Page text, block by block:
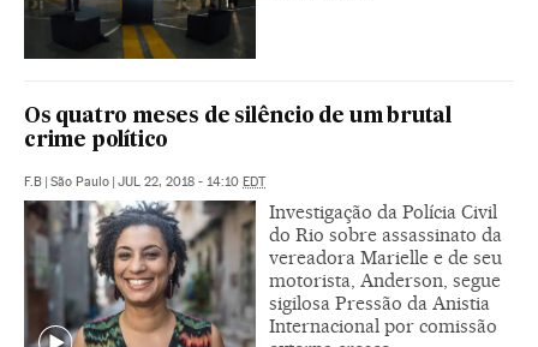
Os quatro meses de silêncio de um brutal
crime político
F.B | São Paulo | JUL 22, 2018 - 14:10 EDT
Investigação da Polícia Civil
do Rio sobre assassinato da
vereadora Marielle e de seu
motorista, Anderson, segue
sigilosa Pressão da Anistia
Internacional por comissão